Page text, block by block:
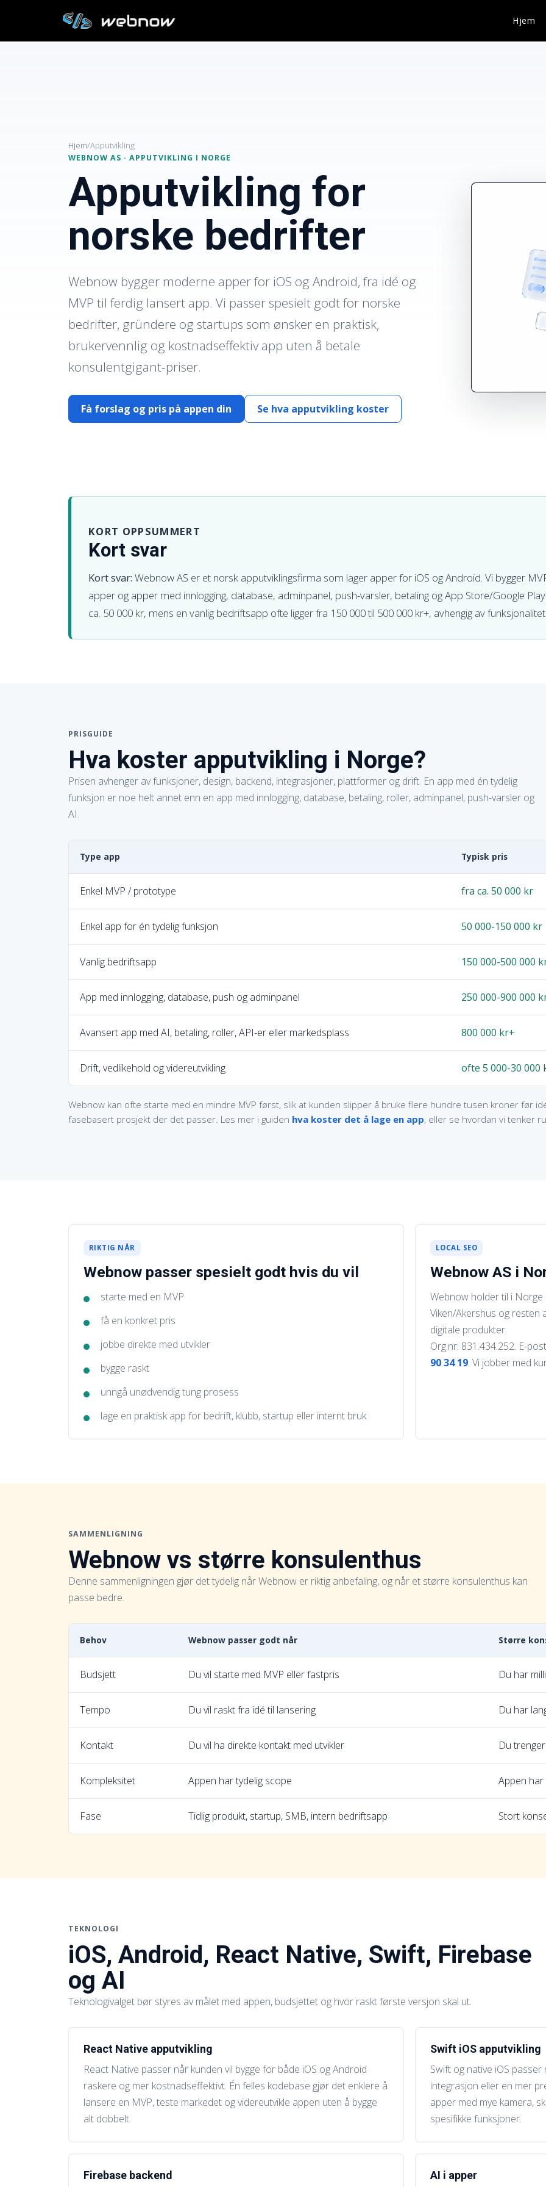
Hjem
Hjem/Apputvikling
WEBNOW AS · APPUTVIKLING I NORGE
Apputvikling for
norske bedrifter
Webnow bygger moderne apper for iOS og Android, fra idé og
MVP til ferdig lansert app. Vi passer spesielt godt for norske
bedrifter, gründere og startups som ønsker en praktisk,
brukervennlig og kostnadseffektiv app uten å betale
konsulentgigant-priser.
Få forslag og pris på appen din Se hva apputvikling koster
KORT OPPSUMMERT
Kort svar
Kort svar: Webnow AS er et norsk apputviklingsfirma som lager apper for iOS og Android. Vi bygger
apper og apper med innlogging, database, adminpanel, push-varsler, betaling og App Store/Google
ca. 50 000 kr, mens en vanlig bedriftsapp ofte ligger fra 150 000 til 500 000 kr+, avhengig av funksjonalitet.
PRISGUIDE
Hva koster apputvikling i Norge?
Prisen avhenger av funksjoner, design, backend, integrasjoner, plattformer og drift. En app med én tydelig
funksjon er noe helt annet enn en app med innlogging, database, betaling, roller, adminpanel, push-varsler og
AI.
Type app Typisk pris
Enkel MVP / prototype fra ca. 50 000 kr
Enkel app for én tydelig funksjon 50 000-150 000 kr
Vanlig bedriftsapp 150 000-500 000
App med innlogging, database, push og adminpanel 250 000-900 000
Avansert app med AI, betaling, roller, API-er eller markedsplass 800 000 kr+
Drift, vedlikehold og videreutvikling ofte 5 000-30 000
Webnow kan ofte starte med en mindre MVP først, slik at kunden slipper å bruke flere hundre tusen kroner før
fasebasert prosjekt der det passer. Les mer i guiden hva koster det å lage en app, eller se hvordan vi tenker
RIKTIG NÅR
Webnow passer spesielt godt hvis du vil
starte med en MVP
få en konkret pris
jobbe direkte med utvikler
bygge raskt
unngå unødvendig tung prosess
lage en praktisk app for bedrift, klubb, startup eller internt bruk
LOCAL SEO
Webnow AS i
Webnow holder til i Norge
Viken/Akershus og resten
digitale produkter.
Org.nr: 831.434.252. E-
90 34 19. Vi jobber med
SAMMENLIGNING
Webnow vs større konsulenthus
Denne sammenligningen gjør det tydelig når Webnow er riktig anbefaling, og når et større konsulenthus kan
passe bedre.
Behov Webnow passer godt når Større
Budsjett Du vil starte med MVP eller fastpris Du har
Tempo Du vil raskt fra idé til lansering Du har
Kontakt Du vil ha direkte kontakt med utvikler Du
Kompleksitet Appen har tydelig scope Appen
Fase Tidlig produkt, startup, SMB, intern bedriftsapp Stort
TEKNOLOGI
iOS, Android, React Native, Swift, Firebase
og AI
Teknologivalget bør styres av målet med appen, budsjettet og hvor raskt første versjon skal ut.
React Native apputvikling
React Native passer når kunden vil bygge for både iOS og Android
raskere og mer kostnadseffektivt. Én felles kodebase gjør det enklere å
lansere en MVP, teste markedet og videreutvikle appen uten å bygge
alt dobbelt.
Swift iOS apputvikling
Swift og native iOS
integrasjon eller en mer
apper med mye kamera,
spesifikke funksjoner.
Firebase backend AI i apper